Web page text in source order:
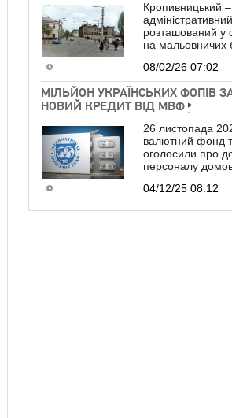
Кропивницький
розташований у
на мальовничих
08/02/26 07:02
МІЛЬЙОН УКРАЇНСЬКИХ ФОПІВ
НОВИЙ КРЕДИТ ВІД МВФ
26 листопада
валютний фонд
оголосили про
персоналу
04/12/25 08:12